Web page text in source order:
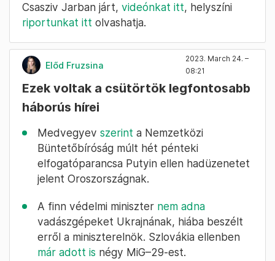
Csasziv Jarban járt, videónkat itt, helyszíni
riportunkat itt olvashatja.
Előd Fruzsina
2023. March 24. –
08:21
Ezek voltak a csütörtök legfontosabb
háborús hírei
Medvegyev szerint a Nemzetközi
Büntetőbíróság múlt hét pénteki
elfogatóparancsa Putyin ellen hadüzenetet
jelent Oroszországnak.
A finn védelmi miniszter nem adna
vadászgépeket Ukrajnának, hiába beszélt
erről a miniszterelnök. Szlovákia ellenben
már adott is négy MiG–29-est.